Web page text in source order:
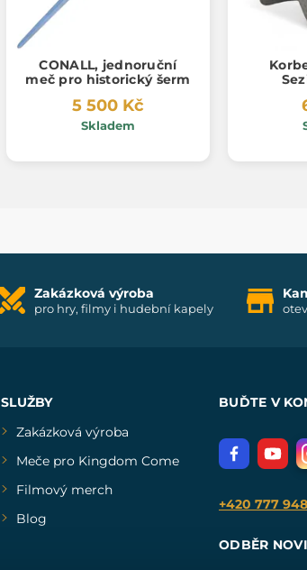
CONALL, jednoruční
meč pro historický šerm
5 500 Kč
Skladem
Zakázková výroba
pro hry, filmy i hudební kapely
SLUŽBY
Zakázková výroba
Meče pro Kingdom Come
Filmový merch
Blog
BUĎTE V
+420 777
ODBĚR